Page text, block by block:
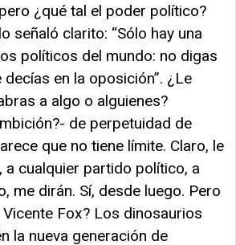
¿qué tal el poder político?
señaló clarito: “Sólo hay una
políticos del mundo: no digas
en la oposición”. ¿Le
a algo o alguienes?
de perpetuidad de
que no tiene límite. Claro, le
a cualquier partido político, a
me dirán. Sí, desde luego. Pero
Vicente Fox? Los dinosaurios
la nueva generación de